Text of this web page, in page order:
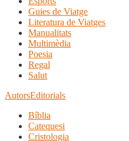
Guies de Viatge
Literatura de Viatges
Manualitats
Multimèdia
Poesia
Regal
Salut
AutorsEditorials
Bíblia
Catequesi
Cristologia